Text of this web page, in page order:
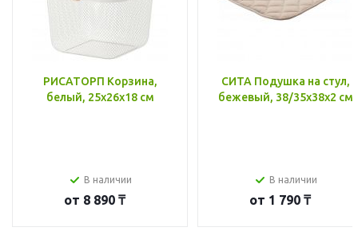
РИСАТОРП Корзина,
белый, 25x26x18 см
В наличии
от 8 890 ₸
СИТА Подушка на стул,
бежевый, 38/35x38x2 см
В наличии
от 1 790 ₸